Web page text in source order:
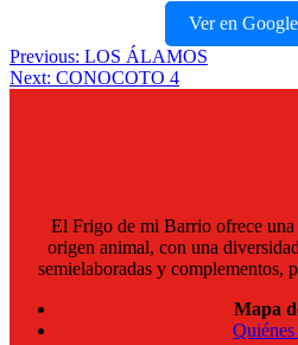
Ver en
Navegación
de
Previous: LOS ÁLAMOS
Next: CONOCOTO 4
El Frigo de mi Barrio ofrece una
origen animal, con una
semielaboradas y complementos,
Mapa
Quiénes